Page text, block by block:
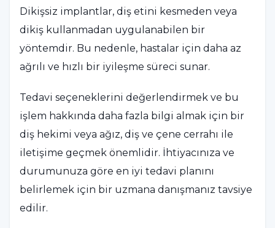
Dikişsiz implantlar, diş etini kesmeden veya
dikiş kullanmadan uygulanabilen bir
yöntemdir. Bu nedenle, hastalar için daha az
ağrılı ve hızlı bir iyileşme süreci sunar.
Tedavi seçeneklerini değerlendirmek ve bu
işlem hakkında daha fazla bilgi almak için bir
diş hekimi veya ağız, diş ve çene cerrahı ile
iletişime geçmek önemlidir. İhtiyacınıza ve
durumunuza göre en iyi tedavi planını
belirlemek için bir uzmana danışmanız tavsiye
edilir.